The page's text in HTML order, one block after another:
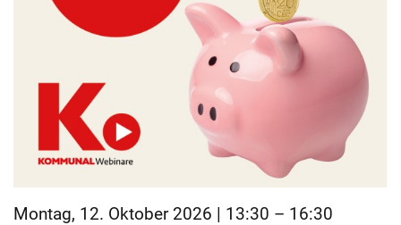
Montag, 12. Oktober 2026 | 13:30 – 16:30